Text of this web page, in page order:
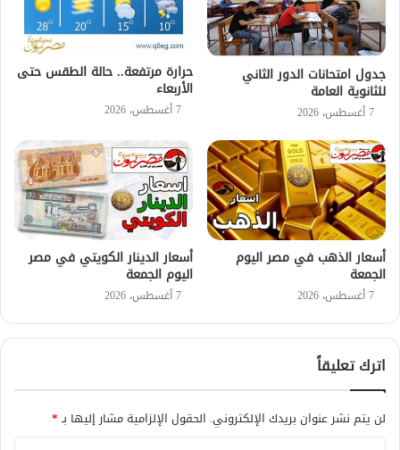
جدول امتحانات الدور الثاني
للثانوية العامة
7 أغسطس، 2026
حرارة مرتفعة.. حالة الطقس حتى
الأربعاء
7 أغسطس، 2026
أسعار الذهب في مصر اليوم
الجمعة
7 أغسطس، 2026
أسعار الدينار الكويتي في مصر
اليوم الجمعة
7 أغسطس، 2026
اترك تعليقاً
لن يتم نشر عنوان بريدك الإلكتروني. الحقول الإلزامية مشار إليها بـ*